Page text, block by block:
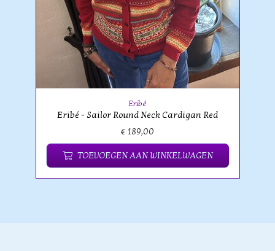
Eribé
Eribé - Sailor Round Neck Cardigan Red
€ 189,00
TOEVOEGEN AAN WINKELWAGEN